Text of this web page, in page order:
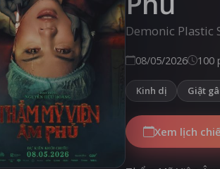
Demonic Plastic
08/05/2026 100
Kinh dị Giật
Xem lịch